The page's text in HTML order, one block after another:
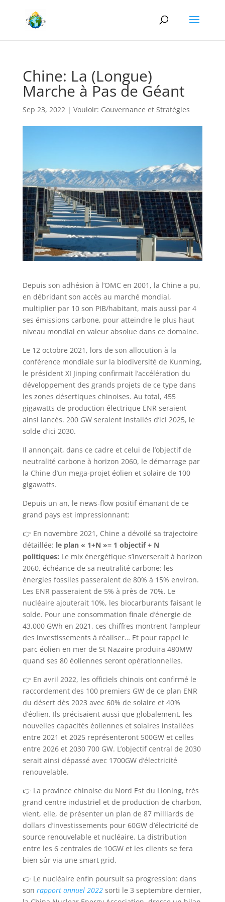
Chine: La (Longue)
Marche à Pas de Géant
Sep 23, 2022| Vouloir: Gouvernance et Stratégies
Depuis son adhésion à l’OMC en 2001, la Chine a pu,
en débridant son accès au marché mondial,
multiplier par 10 son PIB/habitant, mais aussi par 4
ses émissions carbone, pour atteindre le plus haut
niveau mondial en valeur absolue dans ce domaine.
Le 12 octobre 2021, lors de son allocution à la
conférence mondiale sur la biodiversité de Kunming,
le président XI Jinping confirmait l’accélération du
développement des grands projets de ce type dans
les zones désertiques chinoises. Au total, 455
gigawatts de production électrique ENR seraient
ainsi lancés. 200 GW seraient installés d’ici 2025, le
solde d’ici 2030.
Il annonçait, dans ce cadre et celui de l’objectif de
neutralité carbone à horizon 2060, le démarrage par
la Chine d’un mega-projet éolien et solaire de 100
gigawatts.
Depuis un an, le news-flow positif émanant de ce
grand pays est impressionnant:
👉 En novembre 2021, Chine a dévoilé sa trajectoire
détaillée: le plan « 1+N »= 1 objectif + N
politiques: Le mix énergétique s’inverserait à horizon
2060, échéance de sa neutralité carbone: les
énergies fossiles passeraient de 80% à 15% environ.
Les ENR passeraient de 5% à près de 70%. Le
nucléaire ajouterait 10%, les biocarburants faisant le
solde. Pour une consommation finale d’énergie de
43.000 GWh en 2021, ces chiffres montrent l’ampleur
des investissements à réaliser… Et pour rappel le
parc éolien en mer de St Nazaire produira 480MW
quand ses 80 éoliennes seront opérationnelles.
👉 En avril 2022, les officiels chinois ont confirmé le
raccordement des 100 premiers GW de ce plan ENR
du désert dès 2023 avec 60% de solaire et 40%
d’éolien. Ils précisaient aussi que globalement, les
nouvelles capacités éoliennes et solaires installées
entre 2021 et 2025 représenteront 500GW et celles
entre 2026 et 2030 700 GW. L’objectif central de 2030
serait ainsi dépassé avec 1700GW d’électricité
renouvelable.
👉 La province chinoise du Nord Est du Lioning, très
grand centre industriel et de production de charbon,
vient, elle, de présenter un plan de 87 milliards de
dollars d’investissements pour 60GW d’électricité de
source renouvelable et nucléaire. La distribution
entre les 6 centrales de 10GW et les clients se fera
bien sûr via une smart grid.
👉 Le nucléaire enfin poursuit sa progression: dans
son rapport annuel 2022sorti le 3 septembre dernier,